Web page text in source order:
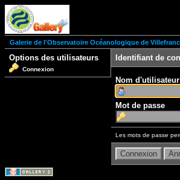
Galerie de l'Observatoire Océanologique de
Options des utilisateurs
Connexion
Identifiant de
Nom d'utilisateur
Mot de passe
Les mots de passe